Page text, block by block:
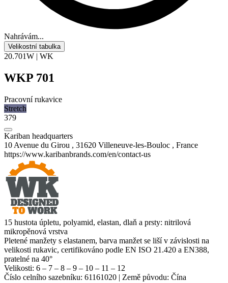
Nahrávám...
Velikostní tabulka
20.701W | WK
WKP 701
Pracovní rukavice
Stretch
379
Kariban headquarters
10 Avenue du Girou , 31620 Villeneuve-les-Bouloc , France
https://www.karibanbrands.com/en/contact-us
15 hustota úpletu, polyamid, elastan, dlaň a prsty: nitrilová
mikropěnová vrstva
Pletené manžety s elastanem, barva manžet se liší v závislosti na
velikosti rukavic, certifikováno podle EN ISO 21.420 a EN388,
pratelné na 40°
Velikosti: 6 – 7 – 8 – 9 – 10 – 11 – 12
Číslo celního sazebníku: 61161020 | Země původu: Čína